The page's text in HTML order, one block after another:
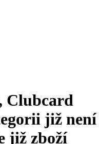
Clubcard
již není
již zboží